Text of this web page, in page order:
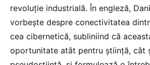
revoluție industrială. În engleză,
vorbește despre conectivitatea
cea cibernetică, subliniind că
oportunitate atât pentru știință, cât